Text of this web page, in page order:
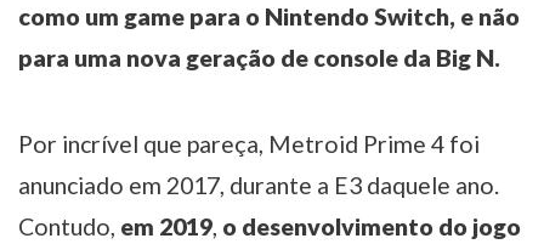
como um game para o Nintendo Switch, e não
para uma nova geração de console da Big N.
Por incrível que pareça, Metroid Prime 4 foi
anunciado em 2017, durante a E3 daquele ano.
Contudo, em 2019, o desenvolvimento do jogo